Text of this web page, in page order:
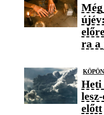
ra a
előtt